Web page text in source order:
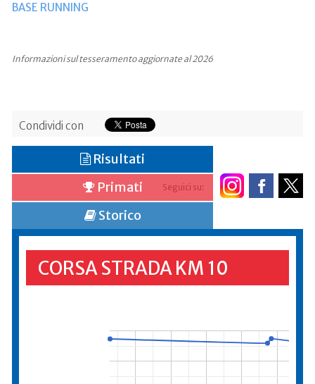
BASE RUNNING
Informazioni sul tesseramento aggiornate al 2026
Condividi con
Seguici su:
Risultati
Primati
Storico
CORSA STRADA KM 10